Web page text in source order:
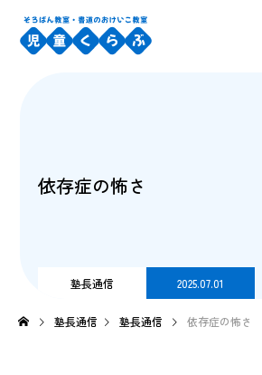
依存症の怖さ
塾長通信 2025.07.01
塾長通信 塾長通信 依存症の怖さ